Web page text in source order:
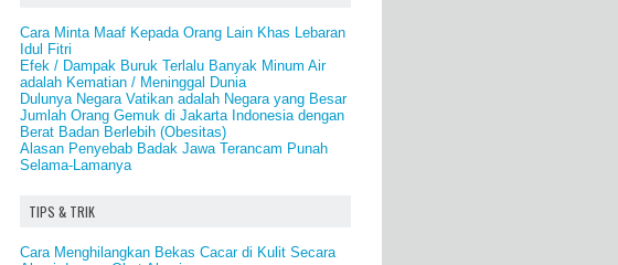
Cara Minta Maaf Kepada Orang Lain Khas Lebaran
Idul Fitri
Efek / Dampak Buruk Terlalu Banyak Minum Air
adalah Kematian / Meninggal Dunia
Dulunya Negara Vatikan adalah Negara yang Besar
Jumlah Orang Gemuk di Jakarta Indonesia dengan
Berat Badan Berlebih (Obesitas)
Alasan Penyebab Badak Jawa Terancam Punah
Selama-Lamanya
TIPS & TRIK
Cara Menghilangkan Bekas Cacar di Kulit Secara